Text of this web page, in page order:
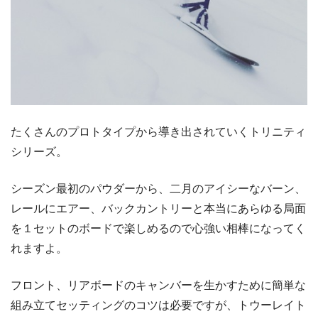
たくさんのプロトタイプから導き出されていくトリニティ
シリーズ。
シーズン最初のパウダーから、二月のアイシーなバーン、
レールにエアー、バックカントリーと本当にあらゆる局面
を１セットのボードで楽しめるので心強い相棒になってく
れますよ。
フロント、リアボードのキャンバーを生かすために簡単な
組み立てセッティングのコツは必要ですが、トウーレイト